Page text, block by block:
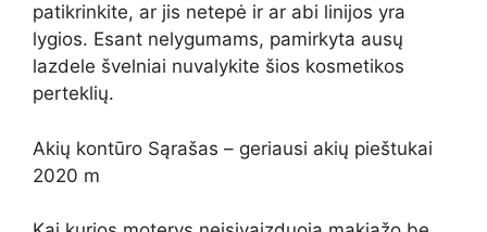
patikrinkite, ar jis netepė ir ar abi linijos yra
lygios. Esant nelygumams, pamirkyta ausų
lazdele švelniai nuvalykite šios kosmetikos
perteklių.
Akių kontūro Sąrašas – geriausi akių pieštukai
2020 m